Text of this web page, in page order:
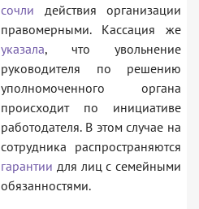
сочли действия организации
правомерными. Кассация же
указала, что увольнение
руководителя по решению
уполномоченного органа
происходит по инициативе
работодателя. В этом случае на
сотрудника распространяются
гарантии для лиц с семейными
обязанностями.